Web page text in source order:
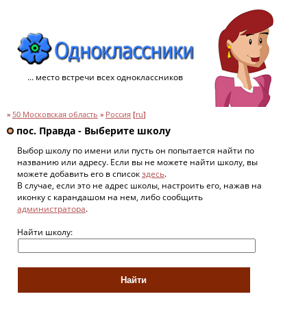
... место встречи всех одноклассников
» 50 Московская область » Россия [ru]
пос. Правда - Выберите школу
Выбор школу по имени или пусть он попытается найти по
названию или адресу. Если вы не можете найти школу, вы
можете добавить его в списокздесь.
В случае, если это не адрес школы, настроить его, нажав на
иконку с карандашом на нем, либо сообщить
администратора.
Найти школу: